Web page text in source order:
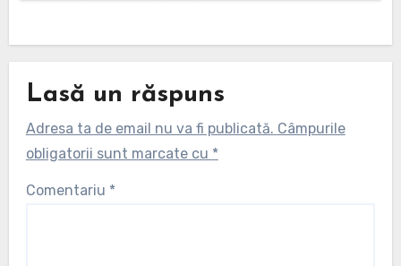
Lasă un răspuns
Adresa ta de email nu va fi publicată. Câmpurile
obligatorii sunt marcate cu *
Comentariu *